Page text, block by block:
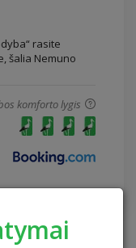
rasite
šalia Nemuno
komforto lygis